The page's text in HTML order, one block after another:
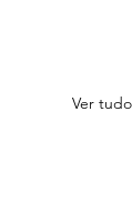
Ver tudo